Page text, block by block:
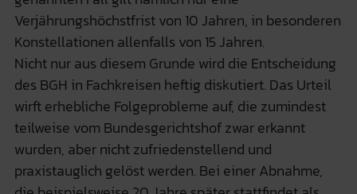
Verjährungshöchstfrist von 10 Jahren, in besonderen
Konstellationen allenfalls von 15 Jahren.
Nicht nur aus diesem Grunde wird die Entscheidung
des BGH in Fachkreisen heftig diskutiert. Das Urteil
wirft erhebliche Folgeprobleme auf, die zumindest
teilweise vom Bundesgerichtshof zwar erkannt
wurden, aber nicht zufriedenstellend und
praxistauglich gelöst werden. Bei einer Abnahme,